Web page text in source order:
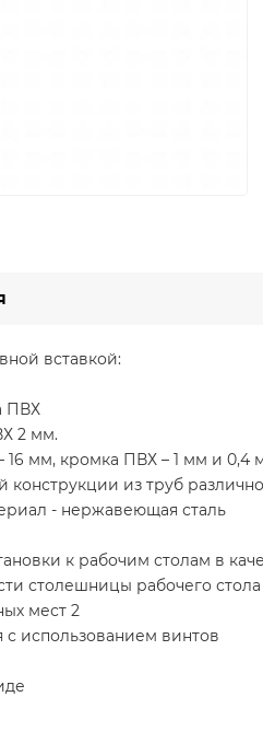
вставкой:
ПВХ
2 мм.
16 мм, кромка ПВХ – 1 мм и 0,4
конструкции из труб
- нержавеющая сталь
к рабочим столам в
столешницы рабочего
мест 2
с использованием винтов